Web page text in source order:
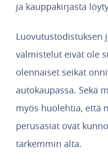
ja kauppakirjasta
Luovutustodistuksen
valmistelut eivät ole
olennaiset seikat
autokaupassa. Sekä
myös huolehtia, että
perusasiat ovat
tarkemmin alta.